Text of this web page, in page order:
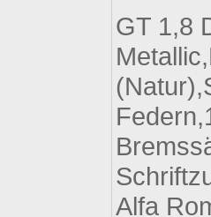
GT 1,8
Alfa